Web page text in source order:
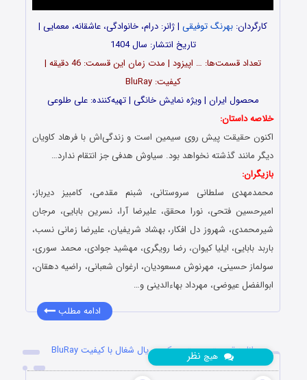
کارگردان: بهرنگ توفیقی | ژانر: درام، خانوادگی، عاشقانه، معمایی |
تاریخ انتشار: سال 1404
تعداد قسمت‌ها: … اپیزود | مدت زمان این قسمت: 46 دقیقه |
کیفیت: BluRay
محصول ایران | ویژه نمایش خانگی | تهیه‌کننده: علی طلوعی
خلاصه داستان:
اکنون حقیقت پیش روی سیمین است و زندگی‌اش با فرهاد کاویان
دیگر مانند گذشته نخواهد بود. سیاوش هدفی جز انتقام ندارد…
بازیگران:
محمدمهدی سلطانی سروستانی، شبنم مقدمی، کامبیز دیرباز،
امیرحسین فتحی، نورا محقق، علیرضا آرا، نسرین بابایی، مرجان
شیرمحمدی، شهروز دل افکار، بهشاد شریفیان، علیرضا زمانی نسب،
باربد بابایی، ایلیا کیوان، رضا رویگری، مهشید جوادی، محمد سوری،
سولماز حسینی، مهرنوش مسعودیان، ارغوان شعبانی، راضیه دهقان،
ابوالفضل عیوضی، مهرداد بهاءالدینی و…
ادامه مطلب
دانلود قسمت بیست و یکم سریال شغال با کیفیت BluRay
هیچ نظر